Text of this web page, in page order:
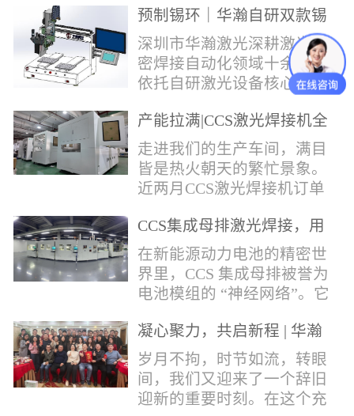
预制锡环｜华瀚自研双款锡
环机，实现焊点标准化量产
深圳市华瀚激光深耕激光精
密焊接自动化领域十余年，
依托自研激光设备核心技
环挤压成型机、多功能锡环
卷绕成型机，两套专业锡环
制备设备，预制标准化锡环
搭配激光定点熔锡工艺，从
方位解决精密电子量产焊接
痛点。预制锡环焊接工艺预
制锡环焊接工艺，核心优势
明显：1.锡料定量可控：锡
环设备提前卷绕/挤压成型，
每一枚锡环锡含量标准化，
激光一次性熔融，焊点大
小、锡厚高度统一...
产能拉满|CCS激光焊接机全
力量产冲刺
走进我们的生产车间，满目
皆是热火朝天的繁忙景象。
近两月CCS激光焊接机订单
和，全员火力全开，全力奔
赴交付节点，用硬核产能响
应市场需求，用严苛品质回
馈每一份客户信任。市场认
的技术、高效智能的生产优
势与零缺陷的品控标准，我
们的CCS激光焊接机持续斩
获大量订单，近两月产能全
开、排期紧凑，生产线有序
CCS集成母排激光焊接，用
微米级工艺守护新能源电池
生命线
在新能源动力电池的精密世
界里，CCS 集成母排被誉为
电池模组的 “神经网络”。它
电，更承载着电压、温度信
号的实时采集，是连接电芯
与BMS电池管理系统的关键
桥梁。而连接这一切的，正
凝心聚力，共启新程 | 华瀚
激光年度盛典
岁月不拘，时节如流，转眼
间，我们又迎来了一个辞旧
迎新的重要时刻。在这个充